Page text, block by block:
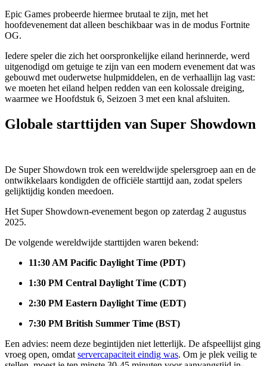
Epic Games probeerde hiermee brutaal te zijn, met het
hoofdevenement dat alleen beschikbaar was in de modus Fortnite
OG.
Iedere speler die zich het oorspronkelijke eiland herinnerde, werd
uitgenodigd om getuige te zijn van een modern evenement dat was
gebouwd met ouderwetse hulpmiddelen, en de verhaallijn lag vast:
we moeten het eiland helpen redden van een kolossale dreiging,
waarmee we Hoofdstuk 6, Seizoen 3 met een knal afsluiten.
Globale starttijden van Super Showdown
De Super Showdown trok een wereldwijde spelersgroep aan en de
ontwikkelaars kondigden de officiële starttijd aan, zodat spelers
gelijktijdig konden meedoen.
Het Super Showdown-evenement begon op zaterdag 2 augustus
2025.
De volgende wereldwijde starttijden waren bekend:
11:30 AM Pacific Daylight Time (PDT)
1:30 PM Central Daylight Time (CDT)
2:30 PM Eastern Daylight Time (EDT)
7:30 PM British Summer Time (BST)
Een advies: neem deze begintijden niet letterlijk. De afspeellijst ging
vroeg open, omdat servercapaciteit eindig was. Om je plek veilig te